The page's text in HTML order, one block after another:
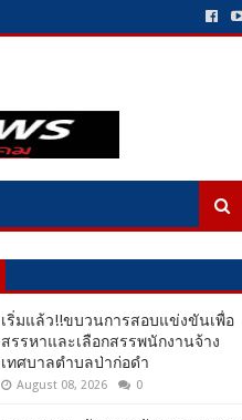
เริ่มแล้ว!!ขบวนการสอบแข่งขันเพื่อ
สรรหาและเลือกสรรพนักงานจ้าง
เทศบาลตำบลป่าก่อดำ
August 08, 2026 0